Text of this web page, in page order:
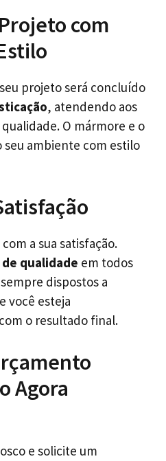
com
projeto será concluído
, atendendo aos
O mármore e o
ambiente com estilo
a sua satisfação.
qualidade em todos
dispostos a
você esteja
o resultado final.
Agora
e solicite um